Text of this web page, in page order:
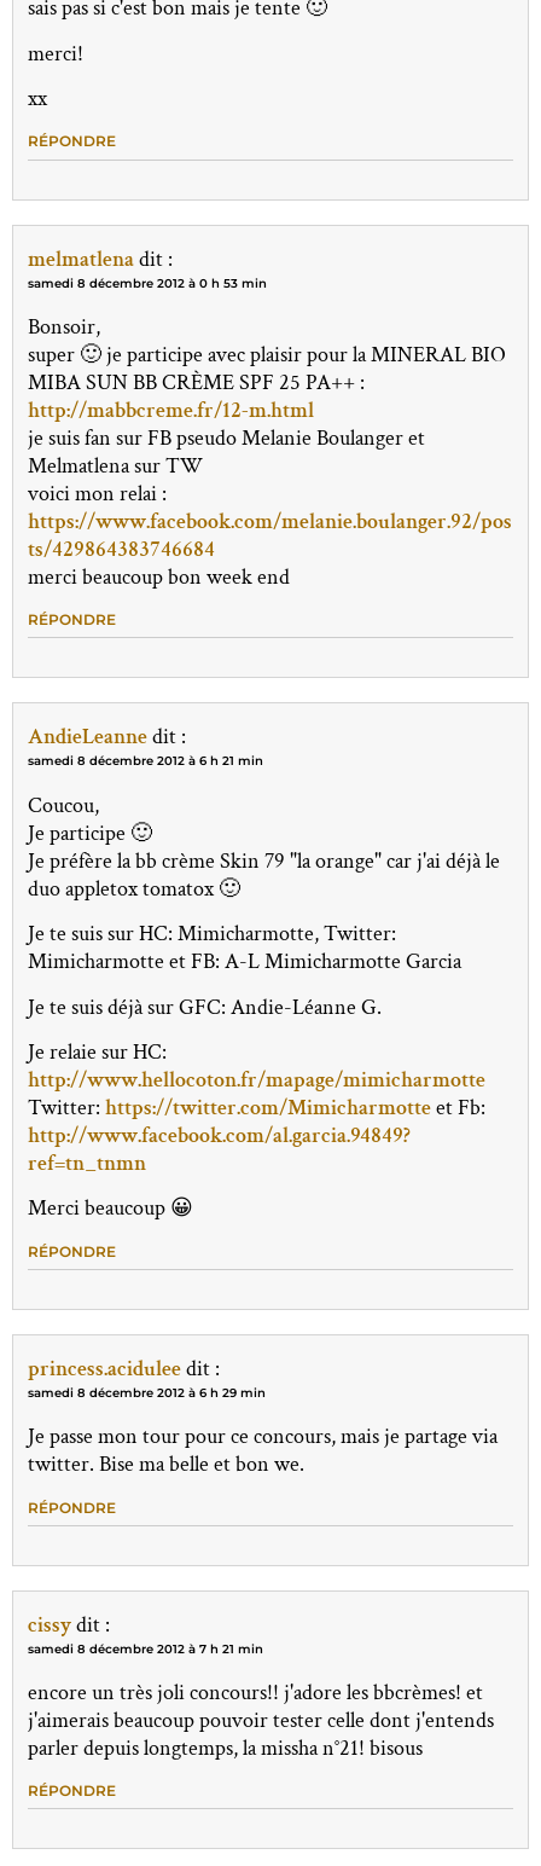
sais pas si c'est bon mais je tente 🙂
merci!
xx
RÉPONDRE
melmatlenadit :
samedi 8 décembre 2012 à 0 h 53 min
Bonsoir,
super 🙂 je participe avec plaisir pour la MINERAL BIO
MIBA SUN BB CRÈME SPF 25 PA++ :
http://mabbcreme.fr/12-m.html
je suis fan sur FB pseudo Melanie Boulanger et
Melmatlena sur TW
voici mon relai :
https://www.facebook.com/melanie.boulanger.92/pos
ts/429864383746684
merci beaucoup bon week end
RÉPONDRE
AndieLeannedit :
samedi 8 décembre 2012 à 6 h 21 min
Coucou,
Je participe 🙂
Je préfère la bb crème Skin 79 "la orange" car j'ai déjà le
duo appletox tomatox 🙂
Je te suis sur HC: Mimicharmotte, Twitter:
Mimicharmotte et FB: A-L Mimicharmotte Garcia
Je te suis déjà sur GFC: Andie-Léanne G.
Je relaie sur HC:
http://www.hellocoton.fr/mapage/mimicharmotte
Twitter: https://twitter.com/Mimicharmotteet Fb:
http://www.facebook.com/al.garcia.94849?
ref=tn_tnmn
Merci beaucoup 😀
RÉPONDRE
princess.aciduleedit :
samedi 8 décembre 2012 à 6 h 29 min
Je passe mon tour pour ce concours, mais je partage via
twitter. Bise ma belle et bon we.
RÉPONDRE
cissydit :
samedi 8 décembre 2012 à 7 h 21 min
encore un très joli concours!! j'adore les bbcrèmes! et
j'aimerais beaucoup pouvoir tester celle dont j'entends
parler depuis longtemps, la missha n°21! bisous
RÉPONDRE